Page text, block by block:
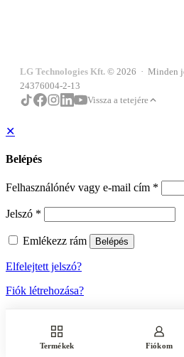
LG Technologies Kft. © 2026 · Minden
24376004-2-13
Vissza a tetejére
✕
Belépés
Felhasználónév vagy e-mail cím *
Jelszó *
Emlékezz rám Belépés
Elfelejtett jelszó?
Fiók létrehozása?
Termékek Fiókom